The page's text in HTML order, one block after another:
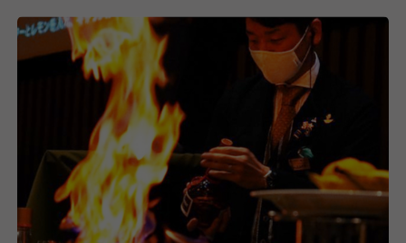
舗はスタッフ同士の仲が良いのも自慢の一つです。
※無記名アンケートでは9割のスタッフが「職場の人
間関係がいい」と回答してくれています！
《六つの精進》
私たちはお客様に最高の料理と最高のサービスをお届
けするために、下記の6つの項目を大切にしながら
日々業務に取り組んでいます。